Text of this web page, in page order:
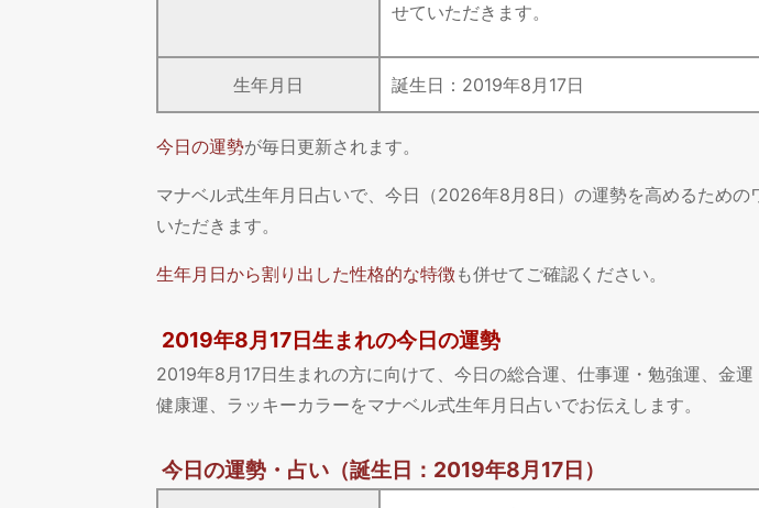
せていただきます。
生年月日 誕生日： 2019年8 月 17日
今日の運勢が毎日更新されます。
マナベル式生年月日占いで、今日（2026年8月8日）の運勢を高めるための
いただきます。
生年月日から割り出した性格的な特徴も併せてご確認ください。
2019年8月17日生まれの今日の運勢
2019年8月17日生まれの方に向けて、今日の総合運、仕事運・勉強運、金運
健康運、ラッキーカラーをマナベル式生年月日占いでお伝えします。
今日の運勢・占い（誕生日：2019年8月17日）